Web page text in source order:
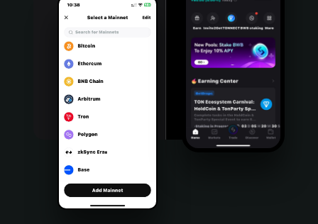
Português (Portugal)
Bahasa Indonesia
Português (Brasil)
Español (Argentina)